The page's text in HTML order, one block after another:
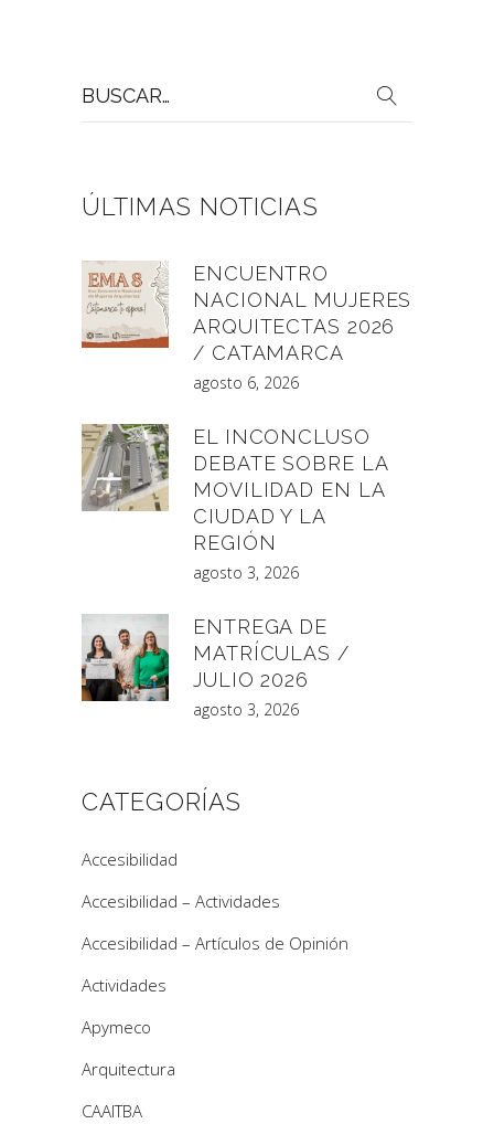
por:
ÚLTIMAS NOTICIAS
ENCUENTRO
NACIONAL MUJERES
ARQUITECTAS 2026
/ CATAMARCA
agosto 6, 2026
EL INCONCLUSO
DEBATE SOBRE LA
MOVILIDAD EN LA
CIUDAD Y LA
REGIÓN
agosto 3, 2026
ENTREGA DE
MATRÍCULAS /
JULIO 2026
agosto 3, 2026
CATEGORÍAS
Accesibilidad
Accesibilidad – Actividades
Accesibilidad – Artículos de Opinión
Actividades
Apymeco
Arquitectura
CAAITBA